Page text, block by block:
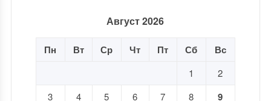
Август 2026
Пн Вт Ср Чт Пт Сб Вс
1
2
3
4 5 6 7 8 9